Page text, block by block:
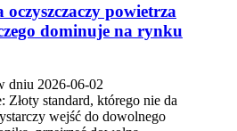
oczyszczaczy powietrza
dominuje na rynku
dniu 2026-06-02
Złoty standard, którego nie da
wejść do dowolnego